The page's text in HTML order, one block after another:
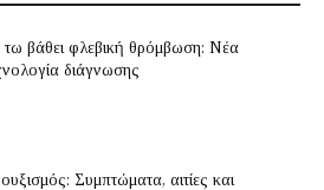
τω βάθει φλεβική θρόμβωση: Νέα
διάγνωσης
Συμπτώματα, αιτίες και